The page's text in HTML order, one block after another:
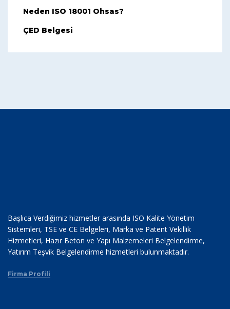
Neden ISO 18001 Ohsas?
ÇED Belgesi
Başlıca Verdiğimiz hizmetler arasında ISO Kalite Yönetim
Sistemleri, TSE ve CE Belgeleri, Marka ve Patent Vekillik
Hizmetleri, Hazır Beton ve Yapı Malzemeleri Belgelendirme,
Yatırım Teşvik Belgelendirme hizmetleri bulunmaktadır.
Firma Profili